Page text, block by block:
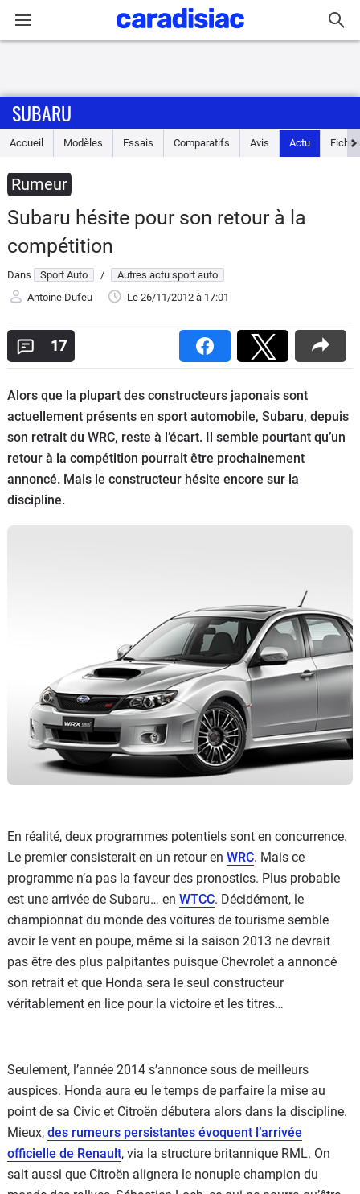
Accueil
Essais
Guide
d'achat
Electriques
Utilitaires
Auto
Services
Forum
Moto
SUBARU
Accueil Modèles Essais Comparatifs Avis Actu
Rumeur
Subaru hésite pour son retour à la
compétition
Dans Sport Auto /
Autres actu sport auto
Antoine Dufeu
Le 26/11/2012 à 17:01
17
Alors que la plupart des constructeurs japonais sont
actuellement présents en sport automobile, Subaru, depuis
son retrait du WRC, reste à l’écart. Il semble pourtant qu’un
retour à la compétition pourrait être prochainement
annoncé. Mais le constructeur hésite encore sur la
discipline.
En réalité, deux programmes potentiels sont en concurrence.
Le premier consisterait en un retour en WRC. Mais ce
programme n’a pas la faveur des pronostics. Plus probable
est une arrivée de Subaru… en WTCC. Décidément, le
championnat du monde des voitures de tourisme semble
avoir le vent en poupe, même si la saison 2013 ne devrait
pas être des plus palpitantes puisque Chevrolet a annoncé
son retrait et que Honda sera le seul constructeur
véritablement en lice pour la victoire et les titres…
Seulement, l’année 2014 s’annonce sous de meilleurs
auspices. Honda aura eu le temps de parfaire la mise au
point de sa Civic et Citroën débutera alors dans la discipline.
Mieux, des rumeurs persistantes évoquent l’arrivée
officielle de Renault, via la structure britannique RML. On
sait aussi que Citroën alignera le nonuple champion du